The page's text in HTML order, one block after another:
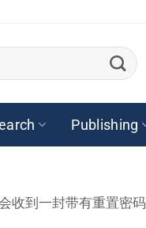
Publishing
到一封带有重置密码